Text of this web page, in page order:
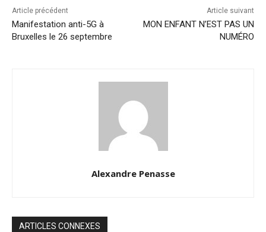
Article précédent
Manifestation anti-5G à
Bruxelles le 26 septembre
Article suivant
MON ENFANT N’EST PAS UN
NUMÉRO
Alexandre Penasse
ARTICLES CONNEXES